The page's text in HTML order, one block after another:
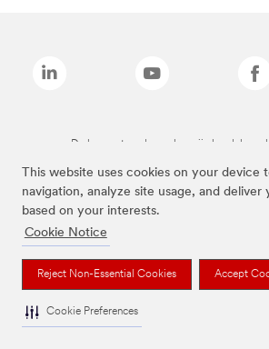
This website uses cookies on your device
navigation, analyze site usage, and deliver
based on your interests.
Cookie Notice
Reject Non-Essential Cookies Accept
Cookie Preferences
De bovenstaande merken zijn